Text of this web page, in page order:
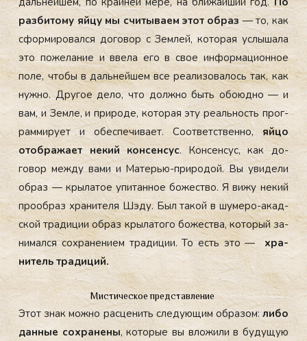
раз­би­тому яй­цу мы счи­тыва­ем этот об­раз— то, как
сфор­ми­ровал­ся до­говор с Зем­лей, ко­торая ус­лы­шала
это по­жела­ние и вве­ла его в свое ин­форма­ци­он­ное
по­ле, что­бы в даль­ней­шем все ре­али­зова­лось так, как
нуж­но. Дру­гое де­ло, что дол­жно быть обо­юд­но — и
вам, и Зем­ле, и при­роде, ко­торая эту ре­аль­ность прог­
рамми­ру­ет и обес­пе­чива­ет. Со­от­ветс­твен­но,яй­цо
отоб­ра­жа­ет не­кий кон­сенсус. Кон­сенсус, как до­
говор меж­ду ва­ми и Ма­терью-при­родой. Вы уви­дели
об­раз — кры­латое упи­тан­ное бо­жес­тво. Я ви­жу не­кий
про­об­раз хра­ните­ля Шэ­ду. Был та­кой в шу­меро-акад­
ской тра­диции об­раз кры­лато­го бо­жес­тва, ко­торый за­
нимал­ся сох­ра­нени­ем тра­диции. То есть это —хра­
нитель тра­диций.
Мистическое представление
Этот знак мож­но рас­це­нить сле­ду­ющим об­ра­зом:ли­бо
дан­ные сох­ра­нены, ко­торые вы вло­жили в бу­дущую